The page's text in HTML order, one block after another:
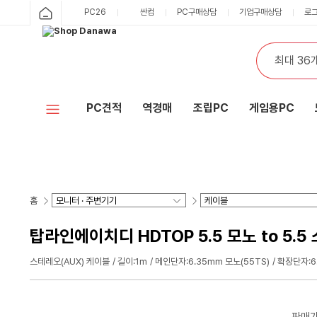
PC26 싼컴 PC구매상담 기업구매상담 로
PC견적 역경매 조립PC 게임용PC
홈
탑라인에이치디 HDTOP 5.5 모노 to
스테레오(AUX) 케이블 길이:1m 메인단자:6.35mm 모노(55TS) 확장단자